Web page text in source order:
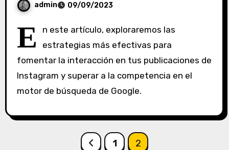
admin 09/09/2023
n
c
o
t
E
n este artículo, exploraremos las
estrategias más efectivas para
fomentar la interacción en tus publicaciones de
Instagram y superar a la competencia en el
motor de búsqueda de Google.
Paginación
1 2